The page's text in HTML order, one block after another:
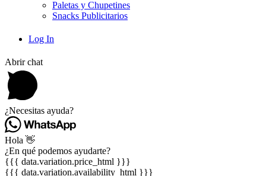
Paletas y Chupetines
Snacks Publicitarios
Log In
Abrir chat
¿Necesitas ayuda?
Hola 👋
¿En qué podemos ayudarte?
{{{ data.variation.price_html }}}
{{{ data.variation.availability_html }}}